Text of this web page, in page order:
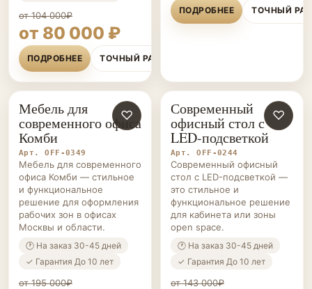
от 104 000₽
от 80 000 ₽
ПОДРОБНЕЕ ТОЧНЫЙ РАСЧЁТ
ПОДРОБНЕЕ ТОЧНЫЙ
ОФИСНАЯ
МЕБЕЛЬ НА ЗАКАЗ
♡
Мебель для
современного офиса
Комби
Арт. OFF-0349
Мебель для современного
офиса Комби — стильное
и функциональное
решение для оформления
рабочих зон в офисах
Москвы и области.
🕐 На заказ 30-45 дней
✓ Гарантия До 10 лет
от 195 000₽
ОФИСНАЯ
МЕБЕЛЬ НА ЗАКАЗ
♡
Современный
офисный стол с
LED-подсветкой
Арт. OFF-0244
Современный офисный
стол с LED-подсветкой —
это стильное и
функциональное решение
для кабинета или зоны
open space.
🕐 На заказ 30-45 дней
✓ Гарантия До 10 лет
от 143 000₽